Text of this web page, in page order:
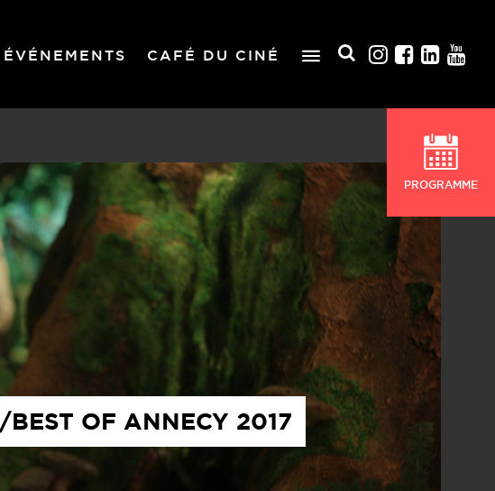
ÉVÉNEMENTS CAFÉ DU CINÉ
PROGRAMME
OF ANNECY 2017